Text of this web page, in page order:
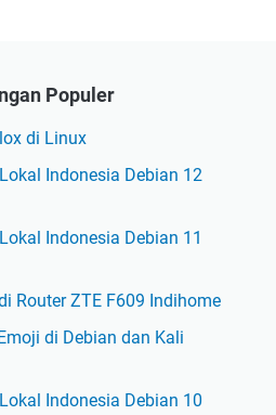
Populer
di Linux
Indonesia Debian 12
Indonesia Debian 11
Router ZTE F609 Indihome
di Debian dan Kali
Indonesia Debian 10